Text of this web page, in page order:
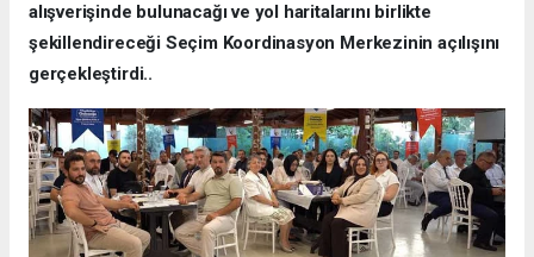
alışverişinde bulunacağı ve yol haritalarını birlikte
şekillendireceği Seçim Koordinasyon Merkezinin açılışını
gerçekleştirdi..